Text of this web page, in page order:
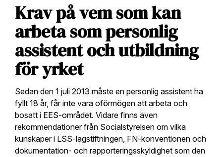
Krav på vem som kan
arbeta som personlig
assistent och utbildning
för yrket
Sedan den 1 juli 2013 måste en personlig assistent ha
fyllt 18 år, får inte vara oförmögen att arbeta och
bosatt i EES-området. Vidare finns även
rekommendationer från Socialstyrelsen om vilka
kunskaper i LSS-lagstiftningen, FN-konventionen och
dokumentation- och rapporteringsskyldighet som den